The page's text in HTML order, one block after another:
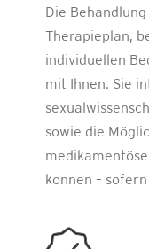
Die
Therapieplan,
individuellen
mit Ihnen. Sie
sowie die
können –